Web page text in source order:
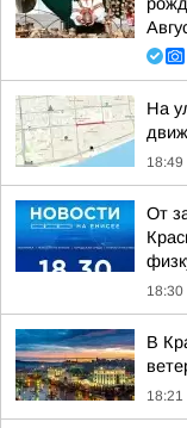
На
18:49
От
18:30
В
18:21